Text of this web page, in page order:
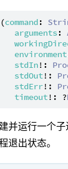
(command:
arguments:
environment
stdIn!:
stdOut!:
stdErr!:
timeout!: ?
并运行一个
退出状态。